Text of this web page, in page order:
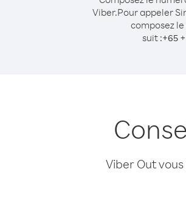
Viber.Pour appeler
composez
suit :+65+
Viber Out